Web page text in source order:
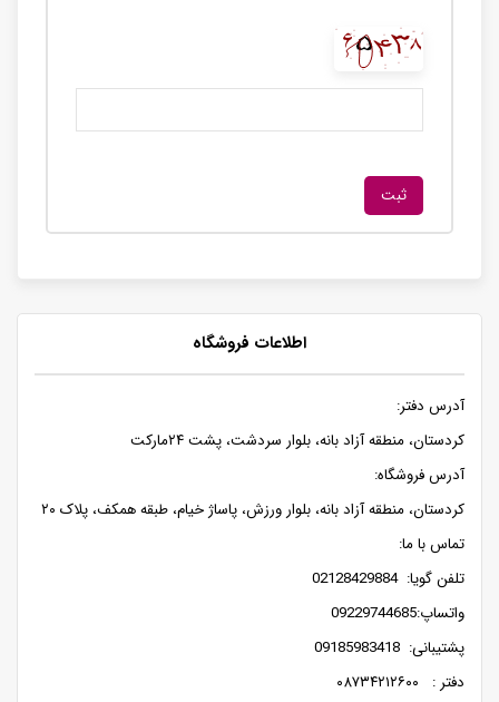
اطلاعات فروشگاه
آدرس دفتر:
کردستان، منطقه آزاد بانه، بلوار سردشت، پشت ۲۴مارکت
آدرس فروشگاه:
کردستان، منطقه آزاد بانه، بلوار ورزش، پاساژ خیام، طبقه همکف، پلاک ۲۰
تماس با ما:
تلفن گویا: 02128429884
واتساپ:09229744685
پشتیبانی: 09185983418
دفتر : ۰۸۷۳۴۲۱۲۶۰۰